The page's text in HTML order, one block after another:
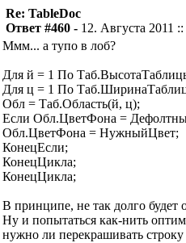
Re: TableDoc
Ответ #460 - 12. Августа 2011
Ммм... а тупо в лоб?
Для й = 1 По
Для ц = 1 По
Обл = Таб.Область(й, ц);
Если Обл.ЦветФона =
Обл.ЦветФона = НужныйЦвет;
КонецЕсли;
КонецЦикла;
КонецЦикла;
В принципе, не так долго будет
Ну и попытаться как-нить
нужно ли перекрашивать